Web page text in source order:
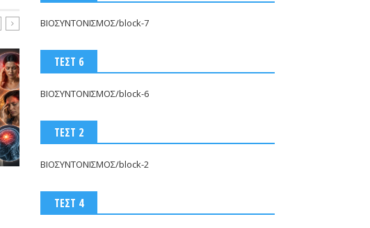
ΒΙΟΣΥΝΤΟΝΙΣΜΟΣ/block-7
ΤΕΣΤ 6
ΒΙΟΣΥΝΤΟΝΙΣΜΟΣ/block-6
ΤΕΣΤ 2
ΒΙΟΣΥΝΤΟΝΙΣΜΟΣ/block-2
ΤΕΣΤ 4